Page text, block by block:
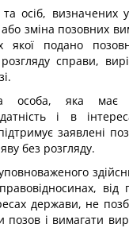
осіб, визначених
або зміна позовних
якої подано
справи,
яка має
і в
заявлені
без розгляду.
від
держави, не
позов і вимагати